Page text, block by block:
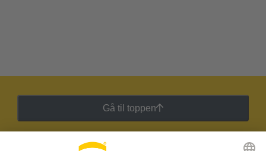
Gå til toppen